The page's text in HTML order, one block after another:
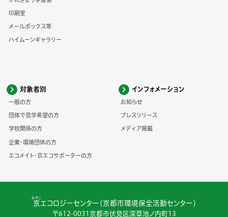
印刷室
メールボックス等
ハイムーンギャラリー
対象者別
一般の方
団体で見学希望の方
学校関係の方
企業・環境団体の方
エコメイト・京エコサポーターの方
インフォメーション
お知らせ
プレスリリース
メディア掲載
京
みやこ
エコロジーセンター（京都市環境保全活動センター）
〒612-0031京都市伏見区深草池ノ内町13